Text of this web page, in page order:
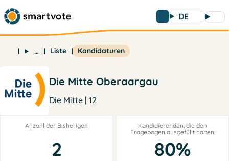
DE
… Liste Kandidaturen
Die Mitte Oberaargau
Die Mitte | 12
Anzahl der Bisherigen
2
Kandidierenden, die den
Fragebogen ausgefüllt haben.
80%